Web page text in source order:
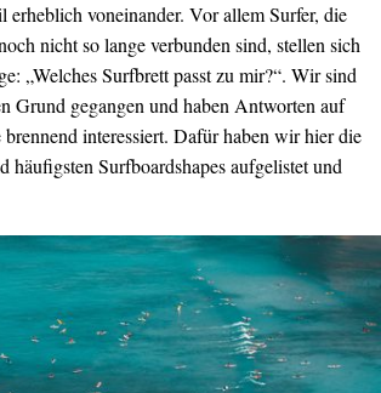
erheblich voneinander. Vor allem Surfer, die
nicht so lange verbunden sind, stellen sich
„Welches Surfbrett passt zu mir?“. Wir sind
Grund gegangen und haben Antworten auf
interessiert. Dafür haben wir hier die
häufigsten Surfboardshapes aufgelistet und